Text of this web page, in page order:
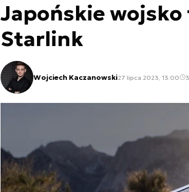
Japońskie
Starlink
Wojciech Kaczanowski27 lipca 2023, 13:00